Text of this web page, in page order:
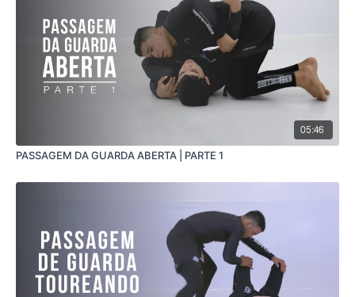
05:46
PASSAGEM DA GUARDA ABERTA | PARTE 1